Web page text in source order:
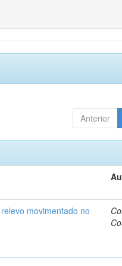
Anterior
movimentado no